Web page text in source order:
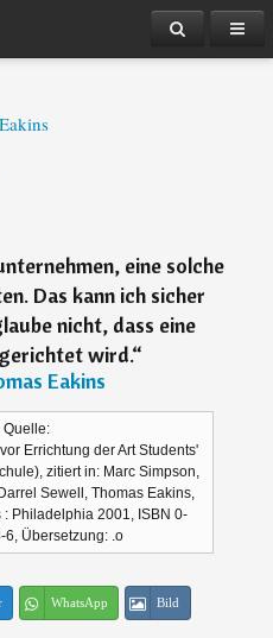
eine solche
Das kann ich sicher
nicht, dass eine
wird.“
Eakins
Quelle:
Errichtung der Art Students'
zitiert in: Marc Simpson,
Sewell, Thomas Eakins,
: Philadelphia 2001, ISBN 0-
6, Übersetzung: .o
WhatsApp Bild